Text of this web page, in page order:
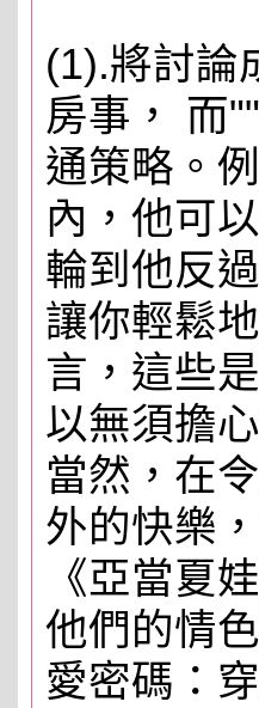
(1).將討論
房事， 而
通策略。
內，他可
輪到他反
讓你輕鬆
言，這些
以無須擔
當然，在
外的快樂
《亞當夏
他們的情
愛密碼：